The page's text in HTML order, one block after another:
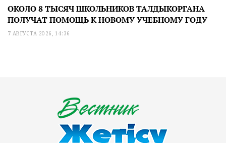
ОКОЛО 8 ТЫСЯЧ ШКОЛЬНИКОВ ТАЛДЫКОРГАНА
ПОЛУЧАТ ПОМОЩЬ К НОВОМУ УЧЕБНОМУ ГОДУ
7 АВГУСТА 2026, 14:36